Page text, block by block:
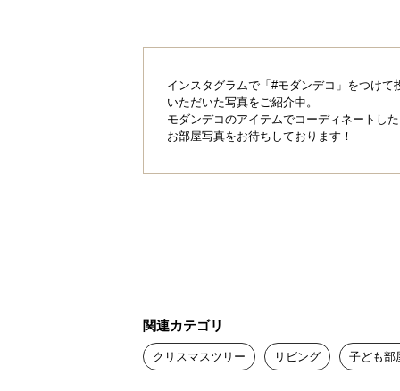
インスタグラムで「#モダンデコ」をつけて
いただいた写真をご紹介中。
モダンデコのアイテムでコーディネートし
お部屋写真をお待ちしております！
関連カテゴリ
クリスマスツリー リビング 子ども部